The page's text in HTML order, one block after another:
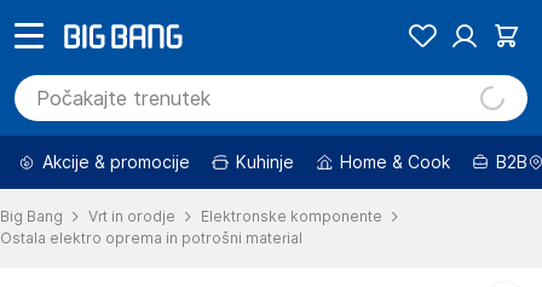
Akcije & promocije Kuhinje Home & Cook B2B
Big Bang Vrt in orodje
Elektronske komponente
Ostala elektro oprema in potrošni material